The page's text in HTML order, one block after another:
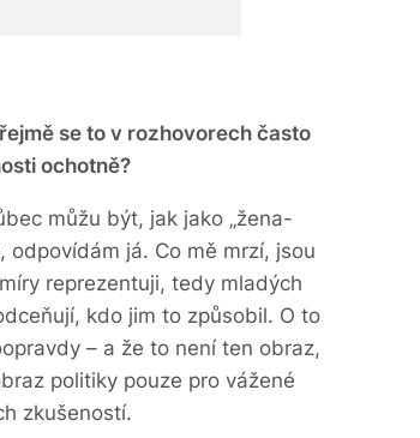
se to v rozhovorech často
ochotně?
můžu být, jak jako „žena-
odpovídám já. Co mě mrzí, jsou
reprezentuji, tedy mladých
kdo jim to způsobil. O to
– a že to není ten obraz,
politiky pouze pro vážené
zkušeností.